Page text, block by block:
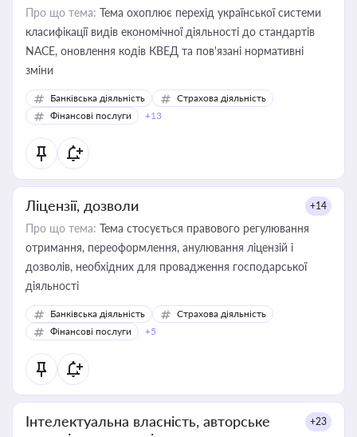
Про що тема: Тема охоплює перехід української системи
класифікації видів економічної діяльності до стандартів
NACE, оновлення кодів КВЕД та пов'язані нормативні
зміни
Банківська діяльність
Страхова діяльність
Фінансові послуги
+13
Ліцензії, дозволи +14
Про що тема: Тема стосується правового регулювання
отримання, переоформлення, анулювання ліцензій і
дозволів, необхідних для провадження господарської
діяльності
Банківська діяльність
Страхова діяльність
Фінансові послуги
+5
Інтелектуальна власність, авторське
+23